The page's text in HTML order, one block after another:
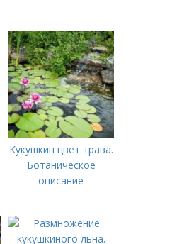
Кукушкин цвет трава.
Ботаническое
описание